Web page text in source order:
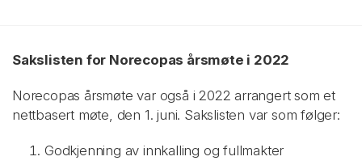
Sakslisten for Norecopas årsmøte i 2022
Norecopas årsmøte var også i 2022 arrangert som et
nettbasert møte, den 1. juni. Sakslisten var som følger:
Godkjenning av innkalling og fullmakter